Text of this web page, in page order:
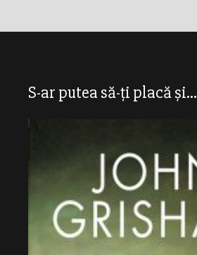
S-ar putea să-ți placă și...